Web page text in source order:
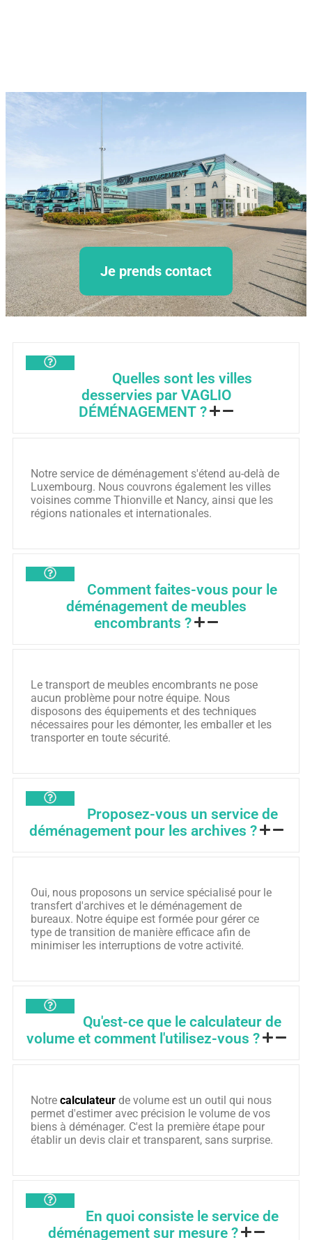
Je prends contact
Quelles sont les villes
desservies par VAGLIO
DÉMÉNAGEMENT ?
Notre service de déménagement s'étend au-delà de
Luxembourg. Nous couvrons également les villes
voisines comme Thionville et Nancy, ainsi que les
régions nationales et internationales.
Comment faites-vous pour le
déménagement de meubles
encombrants ?
Le transport de meubles encombrants ne pose
aucun problème pour notre équipe. Nous
disposons des équipements et des techniques
nécessaires pour les démonter, les emballer et les
transporter en toute sécurité.
Proposez-vous un service de
déménagement pour les archives ?
Oui, nous proposons un service spécialisé pour le
transfert d'archives et le déménagement de
bureaux. Notre équipe est formée pour gérer ce
type de transition de manière efficace afin de
minimiser les interruptions de votre activité.
Qu'est-ce que le calculateur de
volume et comment l'utilisez-vous ?
Notre calculateur de volume est un outil qui nous
permet d'estimer avec précision le volume de vos
biens à déménager. C'est la première étape pour
établir un devis clair et transparent, sans surprise.
En quoi consiste le service de
déménagement sur mesure ?